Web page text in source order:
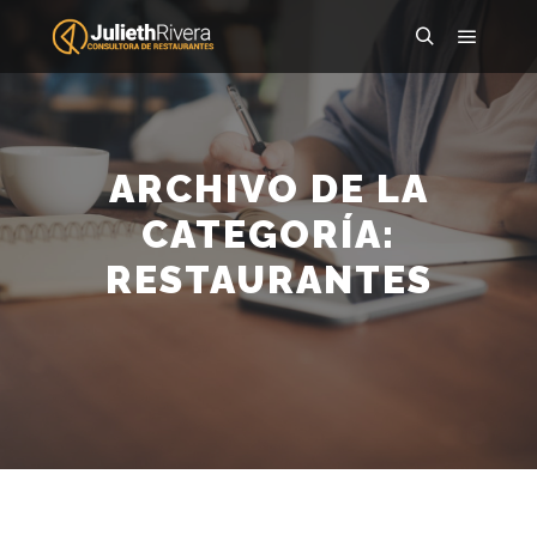
ARCHIVO DE LA
CATEGORÍA:
RESTAURANTES